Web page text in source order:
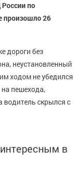
по
произошло 26
дороги без
неустановленный
ходом не убедился
пешехода,
водитель скрылся с
в